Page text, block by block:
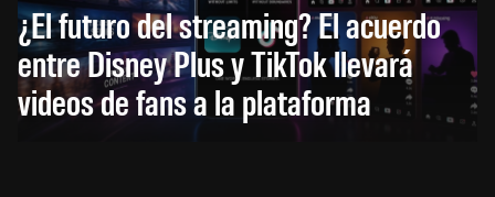
¿El futuro del streaming? El acuerdo
entre Disney Plus y TikTok llevará
videos de fans a la plataforma